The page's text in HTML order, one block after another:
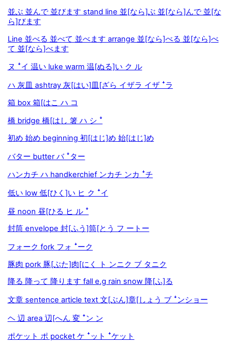
並ぶ 並んで 並びます stand line 並[なら]ぶ 並[なら]んで 並[な
ら]びます
Line 並べる 並べて 並べます arrange 並[なら]べる 並[なら]べ
て 並[なら]べます
ヌ ꜜイ 温い luke warm 温[ぬる]い ク ル
ハ 灰皿 ashtray 灰[はい]皿[ざら イザラ イザ ꜜラ
箱 box 箱[はこ ハ コ
橋 bridge 橋[はし 箸 ハ シ ꜜ
初め 始め beginning 初[はじ]め 始[はじ]め
バター butter バ ꜜター
ハンカチ ハ handkerchief ンカチ ンカ ꜜチ
低い low 低[ひく]い ヒ ク ꜜイ
昼 noon 昼[ひる ヒ ル ꜜ
封筒 envelope 封[ふう]筒[とう フ ートー
フォーク fork フォ ꜜーク
豚肉 pork 豚[ぶた]肉[にく ト ンニク ブ タニク
降る 降って 降ります fall e.g rain snow 降[ふ]る
文章 sentence article text 文[ぶん]章[しょう ブ ꜜンショー
ヘ 辺 area 辺[へん 変 ꜜン ン
ポケット ポ pocket ケ ꜜット ꜜケット